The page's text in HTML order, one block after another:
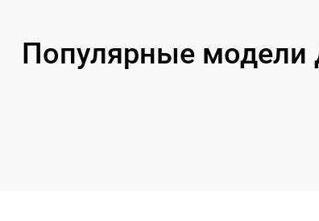
Популярные модели